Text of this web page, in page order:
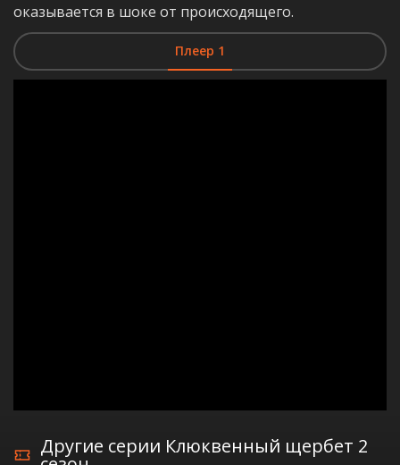
оказывается в шоке от происходящего.
Плеер 1
Другие серии Клюквенный щербет 2